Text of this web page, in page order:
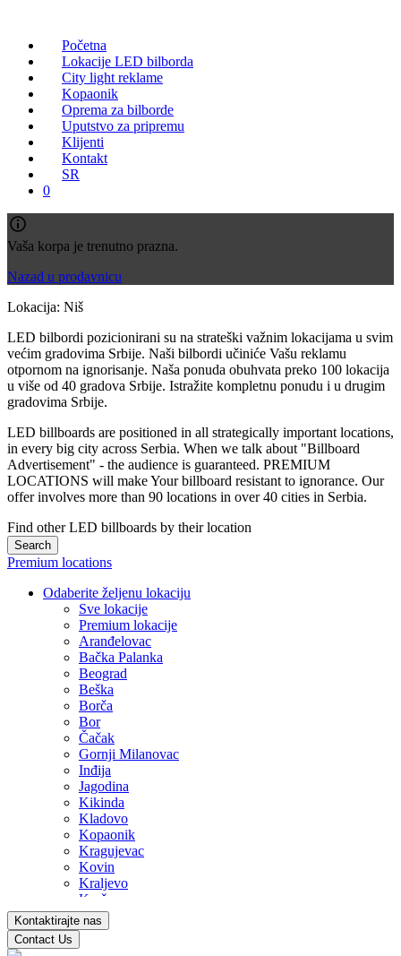
Početna
Lokacije LED bilborda
City light reklame
Kopaonik
Oprema za bilborde
Uputstvo za pripremu
Klijenti
Kontakt
SR
0
Vaša korpa je trenutno prazna.
Nazad u prodavnicu
Lokacija: Niš
LED bilbordi pozicionirani su na strateški važnim lokacijama u svim
većim gradovima Srbije. Naši bilbordi učiniće Vašu reklamu
otpornom na ignorisanje. Naša ponuda obuhvata preko 100 lokacija
u više od 40 gradova Srbije. Istražite kompletnu ponudu i u drugim
gradovima Srbije.
LED billboards are positioned in all strategically important locations,
in every big city across Serbia. When we talk about "Billboard
Advertisement" - the audience is guaranteed. PREMIUM
LOCATIONS will make Your billboard resistant to ignorance. Our
offer involves more than 90 locations in over 40 cities in Serbia.
Find other LED billboards by their location
Search
Premium locations
Odaberite željenu lokaciju
Sve lokacije
Premium lokacije
Aranđelovac
Bačka Palanka
Beograd
Beška
Borča
Bor
Čačak
Gornji Milanovac
Inđija
Jagodina
Kikinda
Kladovo
Kopaonik
Kragujevac
Kovin
Kraljevo
Kruševac
Leskovac
Loznica
Mladenovac
Kontaktirajte nas
Contact Us